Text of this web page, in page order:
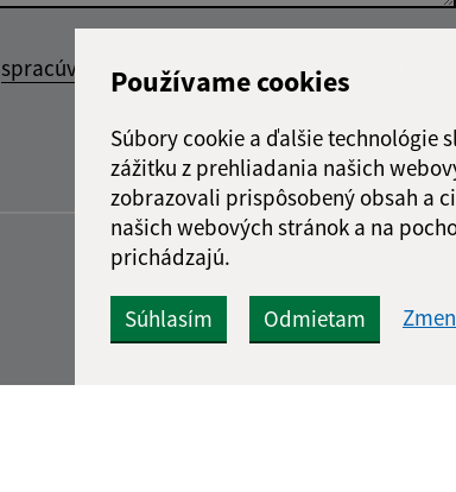
Používame cookies
Súbory cookie a ďalšie technológie
zážitku z prehliadania našich
zobrazovali prispôsobený obsah a
našich webových stránok a na
prichádzajú.
Súhlasím Odmietam
spracúvaním
Odoslať správu